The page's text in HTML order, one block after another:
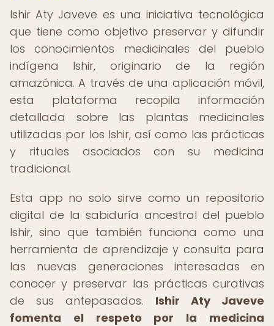
Ishir Aty Javeve es una iniciativa tecnológica
que tiene como objetivo preservar y difundir
los conocimientos medicinales del pueblo
indígena Ishir, originario de la región
amazónica. A través de una aplicación móvil,
esta plataforma recopila información
detallada sobre las plantas medicinales
utilizadas por los Ishir, así como las prácticas
y rituales asociados con su medicina
tradicional.
Esta app no solo sirve como un repositorio
digital de la sabiduría ancestral del pueblo
Ishir, sino que también funciona como una
herramienta de aprendizaje y consulta para
las nuevas generaciones interesadas en
conocer y preservar las prácticas curativas
de sus antepasados. Ishir Aty Javeve
fomenta el respeto por la medicina